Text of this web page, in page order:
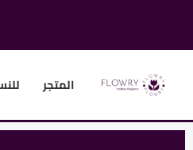
المحتوى
المتجر